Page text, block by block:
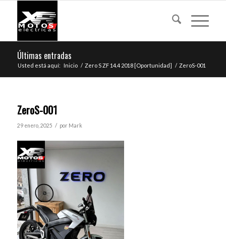
Últimas entradas
Usted está aquí: Inicio / Zero S ZF 14.4 2018 [Oportunidad] / ZeroS-001
ZeroS-001
29 enero, 2025 / por Mark